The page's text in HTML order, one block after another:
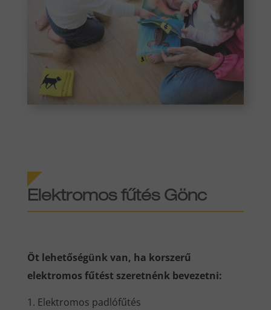
Elektromos fűtés Gönc
Öt lehetőségünk van, ha korszerű
elektromos fűtést szeretnénk bevezetni:
Elektromos padlófűtés